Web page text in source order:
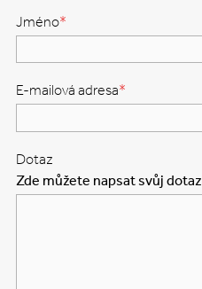
Jméno*
E-mailová adresa*
Dotaz
Zde můžete napsat svůj dotaz